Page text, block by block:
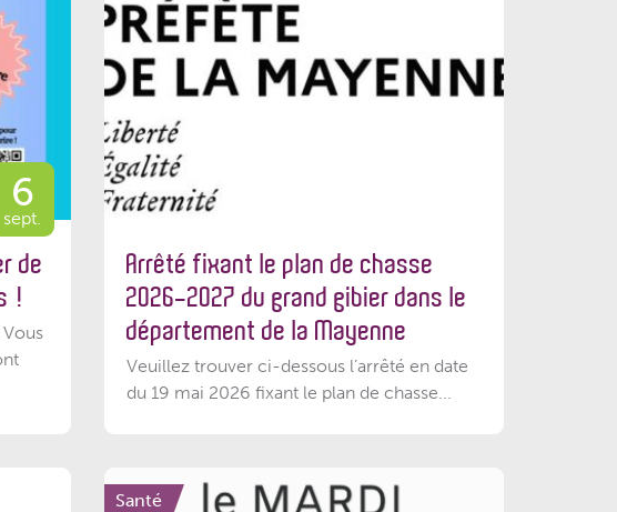
6
sept.
de
!
Arrêté fixant le plan de chasse
2026-2027 du grand gibier dans le
département de la Mayenne
Veuillez trouver ci-dessous l’arrêté en date
du 19 mai 2026 fixant le plan de chasse...
Santé